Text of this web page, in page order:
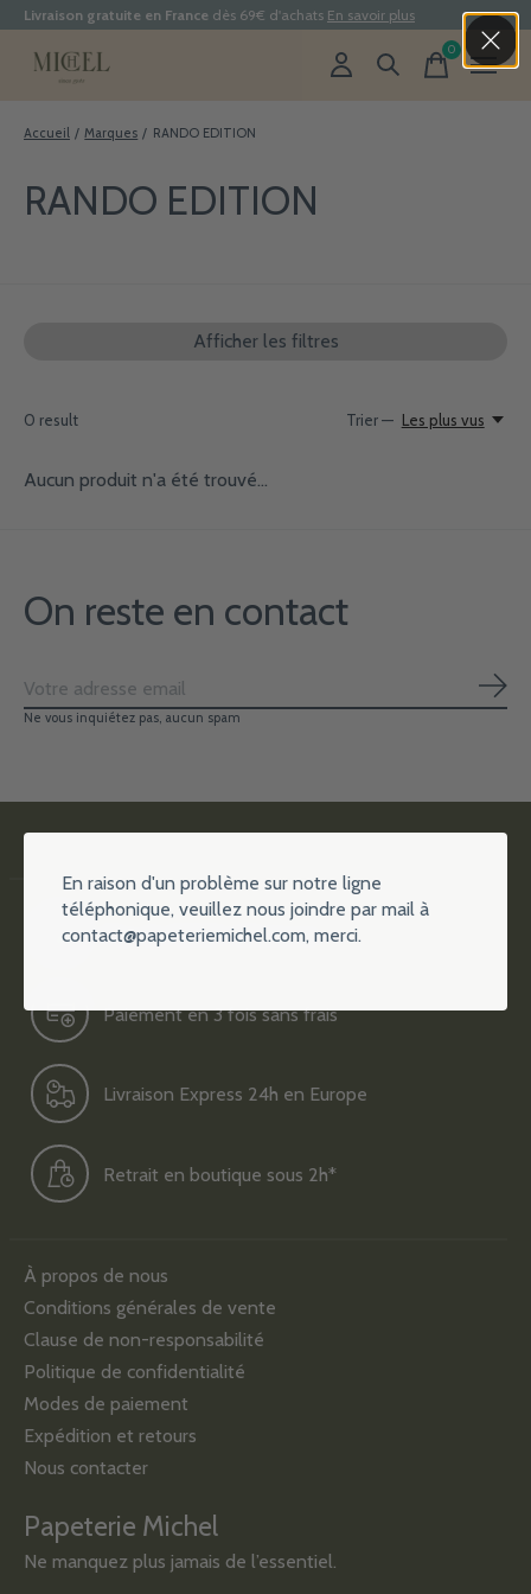
Livraison gratuite en France dès 69€ d'achats En savoir plus
0items
Accueil / Marques / RANDO EDITION
RANDO EDITION
Afficher les filtres
0 result Trier — Les plus vus
Aucun produit n'a été trouvé...
On reste en contact
Ne vous inquiétez pas, aucun spam
Plus de 15000 références
Paiement en 3 fois sans frais
Livraison Express 24h en Europe
Retrait en boutique sous 2h*
À propos de nous
Conditions générales de vente
Clause de non-responsabilité
Politique de confidentialité
Modes de paiement
Expédition et retours
Nous contacter
Papeterie Michel
Ne manquez plus jamais de l’essentiel.
En raison d'un problème sur notre ligne
téléphonique, veuillez nous joindre par mail à
contact@papeteriemichel.com, merci.